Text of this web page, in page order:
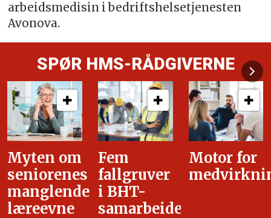
arbeidsmedisin i bedriftshelsetjenesten
Avonova.
SPØR HMS-RÅDGIVERNE
Fem
fallgruver
i BHT-
samarbeidet
Motor for
medvirkning
i